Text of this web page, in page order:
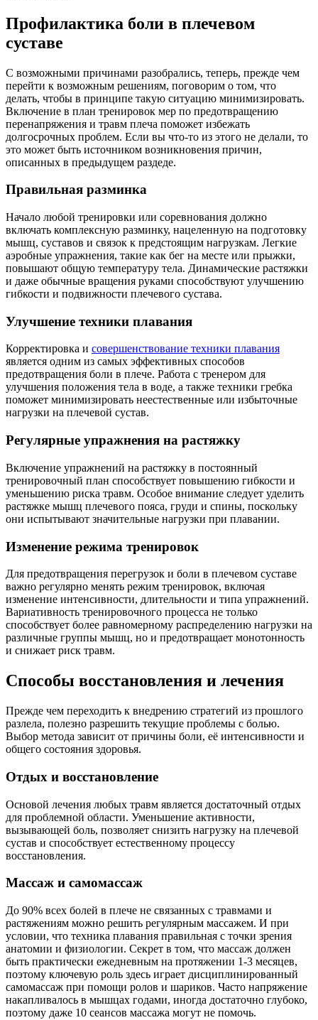
Профилактика боли в плечевом
суставе
С возможными причинами разобрались, теперь, прежде чем
перейти к возможным решениям, поговорим о том, что
делать, чтобы в принципе такую ситуацию минимизировать.
Включение в план тренировок мер по предотвращению
перенапряжения и травм плеча поможет избежать
долгосрочных проблем. Если вы что-то из этого не делали, то
это может быть источником возникновения причин,
описанных в предыдущем раздеде.
Правильная разминка
Начало любой тренировки или соревнования должно
включать комплексную разминку, нацеленную на подготовку
мышц, суставов и связок к предстоящим нагрузкам. Легкие
аэробные упражнения, такие как бег на месте или прыжки,
повышают общую температуру тела. Динамические растяжки
и даже обычные вращения руками способствуют улучшению
гибкости и подвижности плечевого сустава.
Улучшение техники плавания
Корректировка и совершенствование техники плавания
является одним из самых эффективных способов
предотвращения боли в плече. Работа с тренером для
улучшения положения тела в воде, а также техники гребка
поможет минимизировать неестественные или избыточные
нагрузки на плечевой сустав.
Регулярные упражнения на растяжку
Включение упражнений на растяжку в постоянный
тренировочный план способствует повышению гибкости и
уменьшению риска травм. Особое внимание следует уделить
растяжке мышц плечевого пояса, груди и спины, поскольку
они испытывают значительные нагрузки при плавании.
Изменение режима тренировок
Для предотвращения перегрузок и боли в плечевом суставе
важно регулярно менять режим тренировок, включая
изменение интенсивности, длительности и типа упражнений.
Вариативность тренировочного процесса не только
способствует более равномерному распределению нагрузки на
различные группы мышц, но и предотвращает монотонность
и снижает риск травм.
Способы восстановления и лечения
Прежде чем переходить к внедрению стратегий из прошлого
разлела, полезно разрешить текущие проблемы с болью.
Выбор метода зависит от причины боли, её интенсивности и
общего состояния здоровья.
Отдых и восстановление
Основой лечения любых травм является достаточный отдых
для проблемной области. Уменьшение активности,
вызывающей боль, позволяет снизить нагрузку на плечевой
сустав и способствует естественному процессу
восстановления.
Массаж и самомассаж
До 90% всех болей в плече не связанных с травмами и
растяжениям можно решить регулярным массажем. И при
условии, что техника плавания правильная с точки зрения
анатомии и физиологии. Секрет в том, что массаж должен
быть практически ежедневным на протяжении 1-3 месяцев,
поэтому ключевую роль здесь играет дисциплинированный
самомассаж при помощи ролов и шариков. Часто напряжение
накапливалось в мышцах годами, иногда достаточно глубоко,
поэтому даже 10 сеансов массажа могут не помочь.